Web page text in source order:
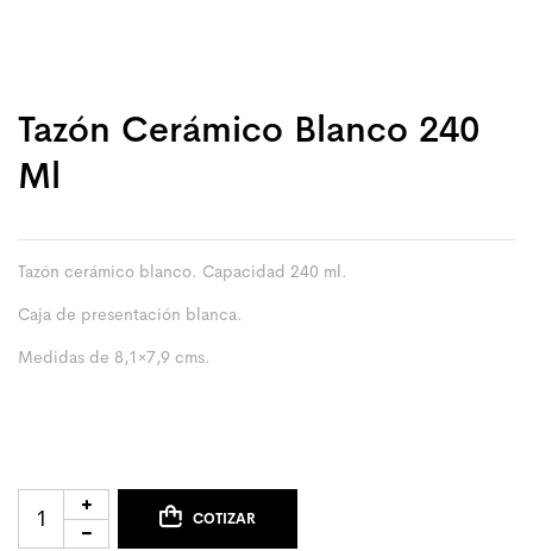
Tazón Cerámico Blanco 240
Ml
Tazón cerámico blanco. Capacidad 240 ml.
Caja de presentación blanca.
Medidas de 8,1×7,9 cms.
COTIZAR